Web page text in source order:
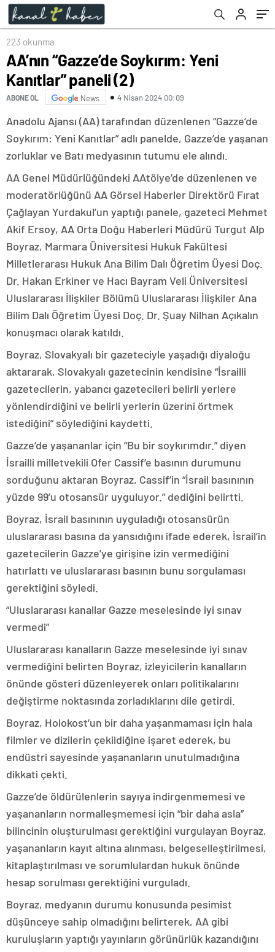
223 okunma
AA’nın “Gazze’de Soykırım: Yeni
Kanıtlar” paneli (2)
ABONE OL News 4 Nisan 2024 00:09
Anadolu Ajansı (AA) tarafından düzenlenen “Gazze’de
Soykırım: Yeni Kanıtlar” adlı panelde, Gazze’de yaşanan
zorluklar ve Batı medyasının tutumu ele alındı.
AA Genel Müdürlüğündeki AAtölye’de düzenlenen ve
moderatörlüğünü AA Görsel Haberler Direktörü Fırat
Çağlayan Yurdakul’un yaptığı panele, gazeteci Mehmet
Akif Ersoy, AA Orta Doğu Haberleri Müdürü Turgut Alp
Boyraz, Marmara Üniversitesi Hukuk Fakültesi
Milletlerarası Hukuk Ana Bilim Dalı Öğretim Üyesi Doç.
Dr. Hakan Erkiner ve Hacı Bayram Veli Üniversitesi
Uluslararası İlişkiler Bölümü Uluslararası İlişkiler Ana
Bilim Dalı Öğretim Üyesi Doç. Dr. Şuay Nilhan Açıkalın
konuşmacı olarak katıldı.
Boyraz, Slovakyalı bir gazeteciyle yaşadığı diyaloğu
aktararak, Slovakyalı gazetecinin kendisine “İsrailli
gazetecilerin, yabancı gazetecileri belirli yerlere
yönlendirdiğini ve belirli yerlerin üzerini örtmek
istediğini” söylediğini kaydetti.
Gazze’de yaşananlar için “Bu bir soykırımdır.” diyen
İsrailli milletvekili Ofer Cassif’e basının durumunu
sorduğunu aktaran Boyraz, Cassif’in “İsrail basınının
yüzde 99’u otosansür uyguluyor.” dediğini belirtti.
Boyraz, İsrail basınının uyguladığı otosansürün
uluslararası basına da yansıdığını ifade ederek, İsrail’in
gazetecilerin Gazze’ye girişine izin vermediğini
hatırlattı ve uluslararası basının bunu sorgulaması
gerektiğini söyledi.
“Uluslararası kanallar Gazze meselesinde iyi sınav
vermedi”
Uluslararası kanalların Gazze meselesinde iyi sınav
vermediğini belirten Boyraz, izleyicilerin kanalların
önünde gösteri düzenleyerek onları politikalarını
değiştirme noktasında zorladıklarını dile getirdi.
Boyraz, Holokost’un bir daha yaşanmaması için hala
filmler ve dizilerin çekildiğine işaret ederek, bu
endüstri sayesinde yaşananların unutulmadığına
dikkati çekti.
Gazze’de öldürülenlerin sayıya indirgenmemesi ve
yaşananların normalleşmemesi için “bir daha asla”
bilincinin oluşturulması gerektiğini vurgulayan Boyraz,
yaşananların kayıt altına alınması, belgeselleştirilmesi,
kitaplaştırılması ve sorumlulardan hukuk önünde
hesap sorulması gerektiğini vurguladı.
Boyraz, medyanın durumu konusunda pesimist
düşünceye sahip olmadığını belirterek, AA gibi
kuruluşların yaptığı yayınların görünürlük kazandığını
Cavara’yı kabul etti